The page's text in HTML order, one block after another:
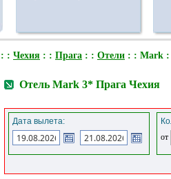
: : Чехия : : Прага : : Отели : : Mark
Отель Mark 3* Прага Чехия
Дата вылета:
от